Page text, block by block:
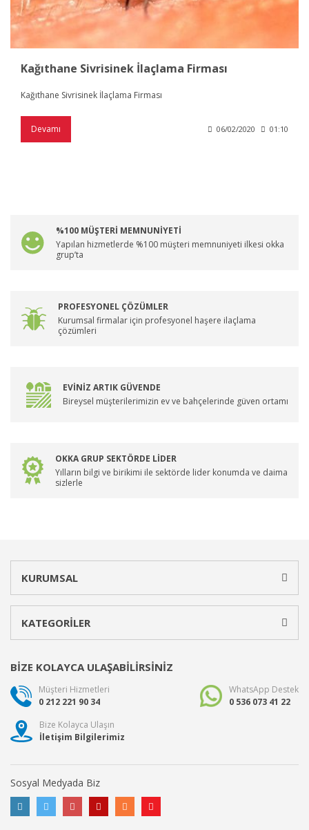
Kağıthane Sivrisinek İlaçlama Firması
Kağıthane Sivrisinek İlaçlama Firması
Devamı 06/02/2020 01:10
%100 MÜŞTERİ MEMNUNİYETİ
Yapılan hizmetlerde %100 müşteri memnuniyeti ilkesi okka
grup’ta
PROFESYONEL ÇÖZÜMLER
Kurumsal firmalar için profesyonel haşere ilaçlama
çözümleri
EVİNİZ ARTIK GÜVENDE
Bireysel müşterilerimizin ev ve bahçelerinde güven ortamı
OKKA GRUP SEKTÖRDE LİDER
Yılların bilgi ve birikimi ile sektörde lider konumda ve daima
sizlerle
KURUMSAL
KATEGORİLER
BİZE KOLAYCA ULAŞABİLİRSİNİZ
Müşteri Hizmetleri
0 212 221 90 34
WhatsApp Destek
0 536 073 41 22
Bize Kolayca Ulaşın
İletişim Bilgilerimiz
Sosyal Medyada Biz